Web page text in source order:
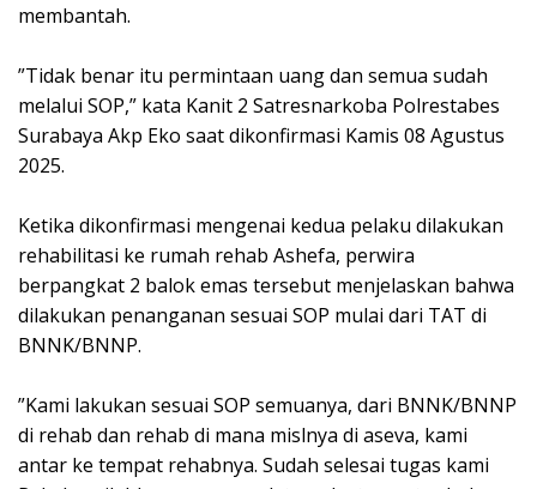
membantah.
‎”Tidak benar itu permintaan uang dan semua sudah
melalui SOP,” kata Kanit 2 Satresnarkoba Polrestabes
Surabaya Akp Eko saat dikonfirmasi Kamis 08 Agustus
2025.
‎Ketika dikonfirmasi mengenai kedua pelaku dilakukan
rehabilitasi ke rumah rehab Ashefa, perwira
berpangkat 2 balok emas tersebut menjelaskan bahwa
dilakukan penanganan sesuai SOP mulai dari TAT di
BNNK/BNNP.
‎”Kami lakukan sesuai SOP semuanya, dari BNNK/BNNP
di rehab dan rehab di mana mislnya di aseva, kami
antar ke tempat rehabnya. Sudah selesai tugas kami